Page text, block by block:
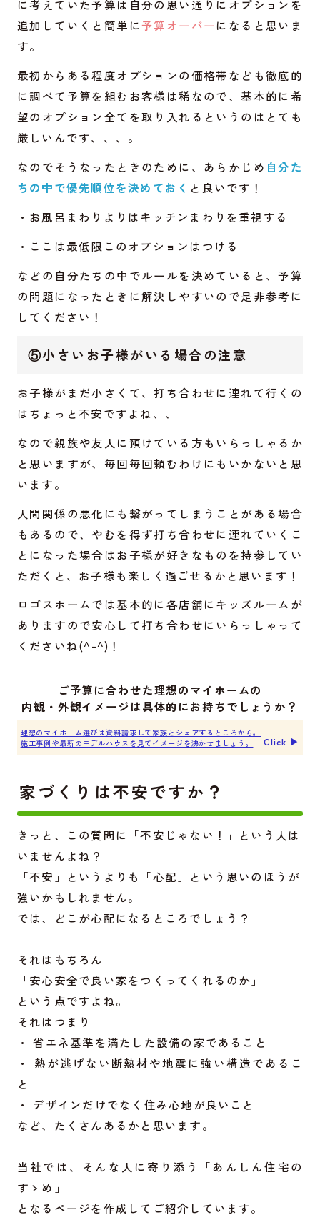
に考えていた予算は自分の思い通りにオプションを
追加していくと簡単に予算オーバー になると思いま
す。
最初からある程度オプションの価格帯なども徹底的
に調べて予算を組むお客様は稀なので、基本的に希
望のオプション全てを取り入れるというのはとても
厳しいんです、、、。
なのでそうなったときのために、あらかじめ 自分た
ちの中で優先順位を決めておく と良いです！
・お風呂まわりよりはキッチンまわりを重視する
・ここは最低限このオプションはつける
などの自分たちの中でルールを決めていると、予算
の問題になったときに解決しやすいので是非参考に
してください！
⑤小さいお子様がいる場合の注意
お子様がまだ小さくて、打ち合わせに連れて行くの
はちょっと不安ですよね、、
なので親族や友人に預けている方もいらっしゃるか
と思いますが、毎回毎回頼むわけにもいかないと思
います。
人間関係の悪化にも繋がってしまうことがある場合
もあるので、やむを得ず打ち合わせに連れていくこ
とになった場合はお子様が好きなものを持参してい
ただくと、お子様も楽しく過ごせるかと思います！
ロゴスホームでは基本的に各店舗にキッズルームが
ありますので安心して打ち合わせにいらっしゃって
くださいね(^-^)！
ご予算に合わせた理想のマイホームの
内観・外観イメージは具体的にお持ちでしょうか？
理想のマイホーム選びは資料請求して家族とシェアするところから。
施工事例や最新のモデルハウスを見てイメージを沸かせましょう。
Click ▶︎
家づくりは不安ですか？
きっと、この質問に「不安じゃない！」という人は
いませんよね？
「不安」というよりも「心配」という思いのほうが
強いかもしれません。
では、どこが心配になるところでしょう？
それはもちろん
「安心安全で良い家をつくってくれるのか」
という点ですよね。
それはつまり
・ 省エネ基準を満たした設備の家であること
・ 熱が逃げない断熱材や地震に強い構造であるこ
と
・ デザインだけでなく住み心地が良いこと
など、たくさんあるかと思います。
当社では、そんな人に寄り添う「あんしん住宅の
すゝめ」
となるページを作成してご紹介しています。